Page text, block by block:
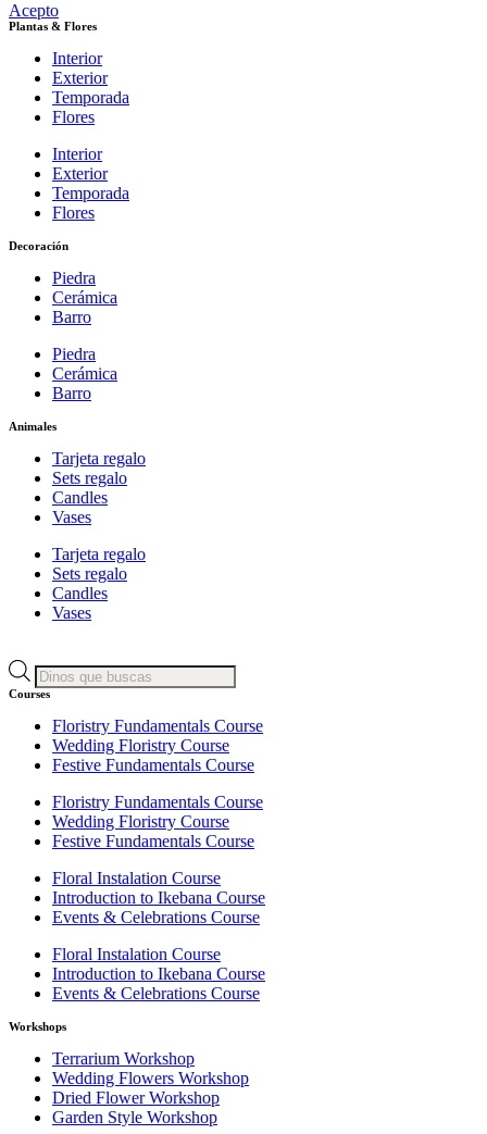
Acepto
Plantas & Flores
Interior
Exterior
Temporada
Flores
Interior
Exterior
Temporada
Flores
Decoración
Piedra
Cerámica
Barro
Piedra
Cerámica
Barro
Animales
Tarjeta regalo
Sets regalo
Candles
Vases
Tarjeta regalo
Sets regalo
Candles
Vases
Búsqueda
de
Courses
Floristry Fundamentals Course
Wedding Floristry Course
Festive Fundamentals Course
Floristry Fundamentals Course
Wedding Floristry Course
Festive Fundamentals Course
Floral Instalation Course
Introduction to Ikebana Course
Events & Celebrations Course
Floral Instalation Course
Introduction to Ikebana Course
Events & Celebrations Course
Workshops
Terrarium Workshop
Wedding Flowers Workshop
Dried Flower Workshop
Garden Style Workshop